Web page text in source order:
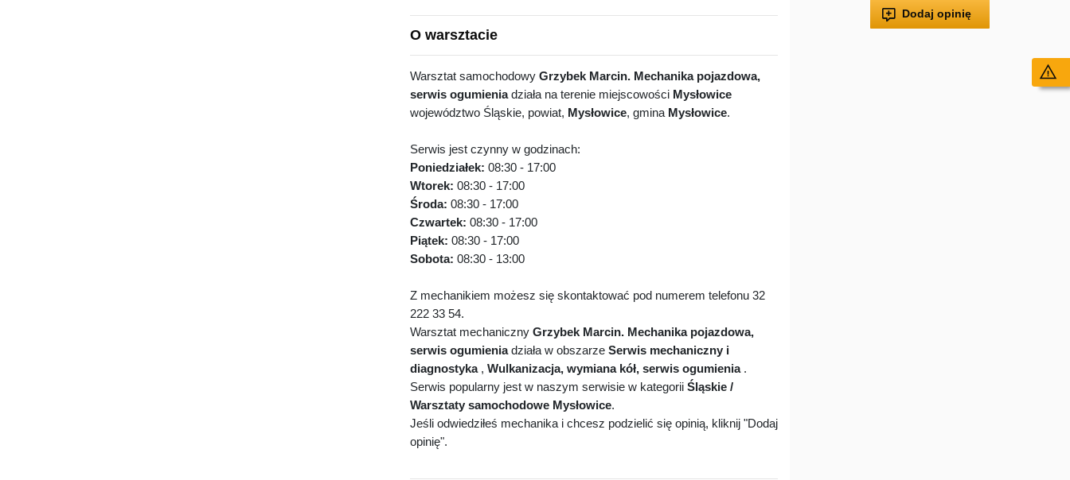
O warsztacie
Warsztat samochodowy Grzybek Marcin. Mechanika pojazdowa,
serwis ogumieniadziała na terenie miejscowości Mysłowice
województwo Śląskie, powiat, Mysłowice, gmina Mysłowice.
Serwis jest czynny w godzinach:
Poniedziałek: 08:30 - 17:00
Wtorek: 08:30 - 17:00
Środa: 08:30 - 17:00
Czwartek: 08:30 - 17:00
Piątek: 08:30 - 17:00
Sobota: 08:30 - 13:00
Z mechanikiem możesz się skontaktować pod numerem telefonu 32
222 33 54.
Warsztat mechaniczny Grzybek Marcin. Mechanika pojazdowa,
serwis ogumieniadziała w obszarze Serwis mechaniczny i
diagnostyka, Wulkanizacja, wymiana kół, serwis ogumienia.
Serwis popularny jest w naszym serwisie w kategorii Śląskie /
Warsztaty samochodowe Mysłowice.
Jeśli odwiedziłeś mechanika i chcesz podzielić się opinią, kliknij "Dodaj
opinię".
Dodaj opinię